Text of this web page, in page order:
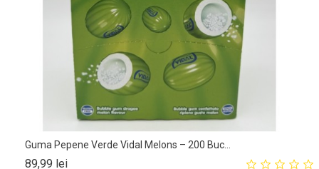
Guma Pepene Verde Vidal Melons – 200 Buc...
89,99 leiPret